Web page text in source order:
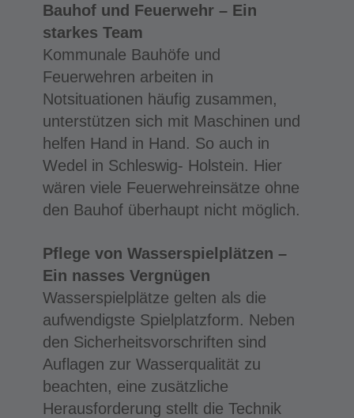
Bauhof und Feuerwehr – Ein
starkes Team
Kommunale Bauhöfe und
Feuerwehren arbeiten in
Notsituationen häufig zusammen,
unterstützen sich mit Maschinen und
helfen Hand in Hand. So auch in
Wedel in Schleswig- Holstein. Hier
wären viele Feuerwehreinsätze ohne
den Bauhof überhaupt nicht möglich.
Pflege von Wasserspielplätzen –
Ein nasses Vergnügen
Wasserspielplätze gelten als die
aufwendigste Spielplatzform. Neben
den Sicherheitsvorschriften sind
Auflagen zur Wasserqualität zu
beachten, eine zusätzliche
Herausforderung stellt die Technik